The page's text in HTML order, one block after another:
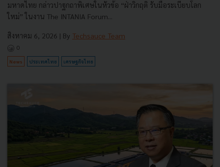
มหาดไทย กล่าวปาฐกถาพิเศษในหัวข้อ “ฝ่าวิกฤติ รับมือระเบียบโลก
ใหม่” ในงาน The INTANIA Forum...
สิงหาคม 6, 2026 | By Techsauce Team
0
News ประเทศไทย เศรษฐกิจไทย